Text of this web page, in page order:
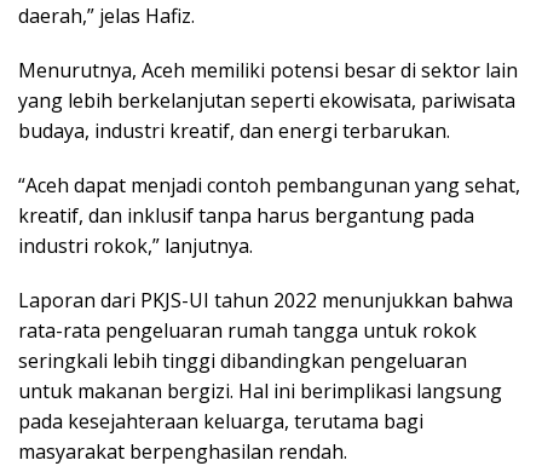
daerah,” jelas Hafiz.
Menurutnya, Aceh memiliki potensi besar di sektor lain
yang lebih berkelanjutan seperti ekowisata, pariwisata
budaya, industri kreatif, dan energi terbarukan.
“Aceh dapat menjadi contoh pembangunan yang sehat,
kreatif, dan inklusif tanpa harus bergantung pada
industri rokok,” lanjutnya.
Laporan dari PKJS-UI tahun 2022 menunjukkan bahwa
rata-rata pengeluaran rumah tangga untuk rokok
seringkali lebih tinggi dibandingkan pengeluaran
untuk makanan bergizi. Hal ini berimplikasi langsung
pada kesejahteraan keluarga, terutama bagi
masyarakat berpenghasilan rendah.